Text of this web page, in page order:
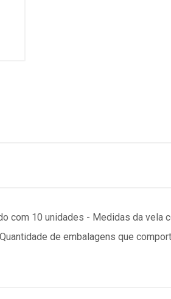
com 10 unidades - Medidas da vela
de embalagens que